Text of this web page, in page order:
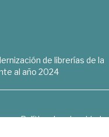
de librerías de la
al año 2024
Política de privacidad